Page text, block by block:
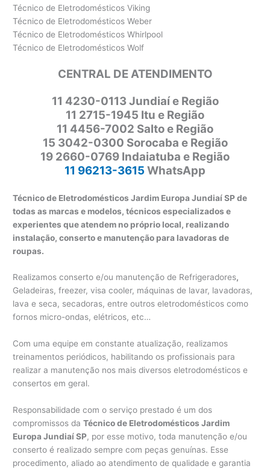
Técnico de Eletrodomésticos Viking
Técnico de Eletrodomésticos Weber
Técnico de Eletrodomésticos Whirlpool
Técnico de Eletrodomésticos Wolf
CENTRAL DE ATENDIMENTO
11 4230-0113 Jundiaí e Região
11 2715-1945 Itu e Região
11 4456-7002 Salto e Região
15 3042-0300 Sorocaba e Região
19 2660-0769 Indaiatuba e Região
11 96213-3615 WhatsApp
Técnico de Eletrodomésticos Jardim Europa Jundiaí SP de
todas as marcas e modelos, técnicos especializados e
experientes que atendem no próprio local, realizando
instalação, conserto e manutenção para lavadoras de
roupas.
Realizamos conserto e/ou manutenção de Refrigeradores,
Geladeiras, freezer, visa cooler, máquinas de lavar, lavadoras,
lava e seca, secadoras, entre outros eletrodomésticos como
fornos micro-ondas, elétricos, etc…
Com uma equipe em constante atualização, realizamos
treinamentos periódicos, habilitando os profissionais para
realizar a manutenção nos mais diversos eletrodomésticos e
consertos em geral.
Responsabilidade com o serviço prestado é um dos
compromissos daTécnico de Eletrodomésticos Jardim
Europa Jundiaí SP, por esse motivo, toda manutenção e/ou
conserto é realizado sempre com peças genuínas. Esse
procedimento, aliado ao atendimento de qualidade e garantia